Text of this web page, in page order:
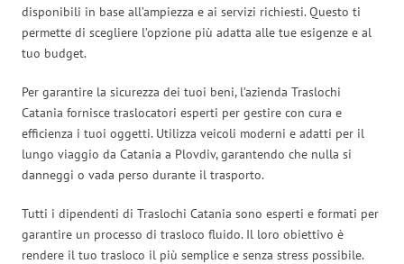
disponibili in base all’ampiezza e ai servizi richiesti. Questo ti
permette di scegliere l’opzione più adatta alle tue esigenze e al
tuo budget.
Per garantire la sicurezza dei tuoi beni, l’azienda Traslochi
Catania fornisce traslocatori esperti per gestire con cura e
efficienza i tuoi oggetti. Utilizza veicoli moderni e adatti per il
lungo viaggio da Catania a Plovdiv, garantendo che nulla si
danneggi o vada perso durante il trasporto.
Tutti i dipendenti di Traslochi Catania sono esperti e formati per
garantire un processo di trasloco fluido. Il loro obiettivo è
rendere il tuo trasloco il più semplice e senza stress possibile.